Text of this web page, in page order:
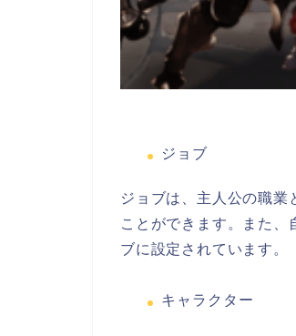
ジョブ
ジョブは、主人 公の職業
ことができます。また、
ブに設定されています。
キャラクター